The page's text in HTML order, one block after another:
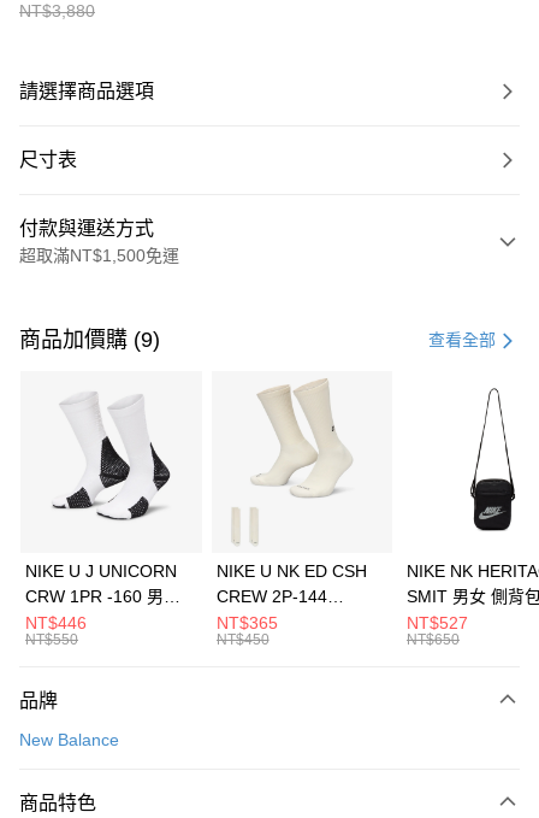
NT$3,880
請選擇商品選項
尺寸表
付款與運送方式
超取滿NT$1,500免運
信用卡一次付款
3 期 0 利率 每期 21家銀行
合作金庫商業銀行
第一商業銀行
華南商業銀行
彰化商業銀行
上海商業儲蓄銀行
元大商業銀行
台灣樂天信用卡公司
Apple Pay
全盈+PAY
AFTEE先享後付
【關於「AFTEE先享後付」】
便利好安心！
３．安心：先確認商品／服務後，再付款。
運送方式
每筆NT$100，滿NT$1,500(含以上)免運費
商品加價購 (9) 查看全部
NIKE U J UNICORN
CRW 1PR -160 男女
中統襪 FZ3393100
NT$446
NT$550
NIKE U NK ED CSH
CREW 2P-144
EMBRDY 男女 短統襪
FZ3073133
NT$365
NT$450
NIKE NK
SMIT 男女 側背
BA5871010
NT$527
NT$650
品牌
New Balance
商品特色